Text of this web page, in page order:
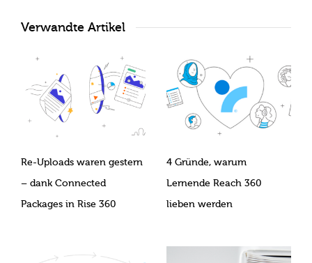
Verwandte Artikel
Re-Uploads waren gestern
– dank Connected
Packages in Rise 360
4 Gründe, warum
Lernende Reach 360
lieben werden